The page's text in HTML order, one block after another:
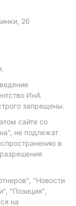
26
ИнА
запрещены.
сайте со
не подлежат
в
"Новости
"Позиция",
на